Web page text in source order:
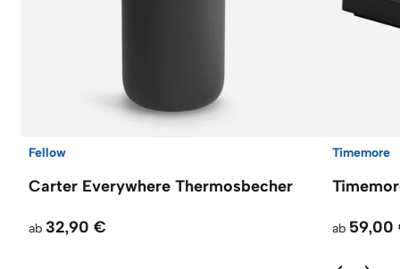
Fellow
Carter Everywhere Thermosbecher
ab 32,90 €
Timemore
ab 59,00